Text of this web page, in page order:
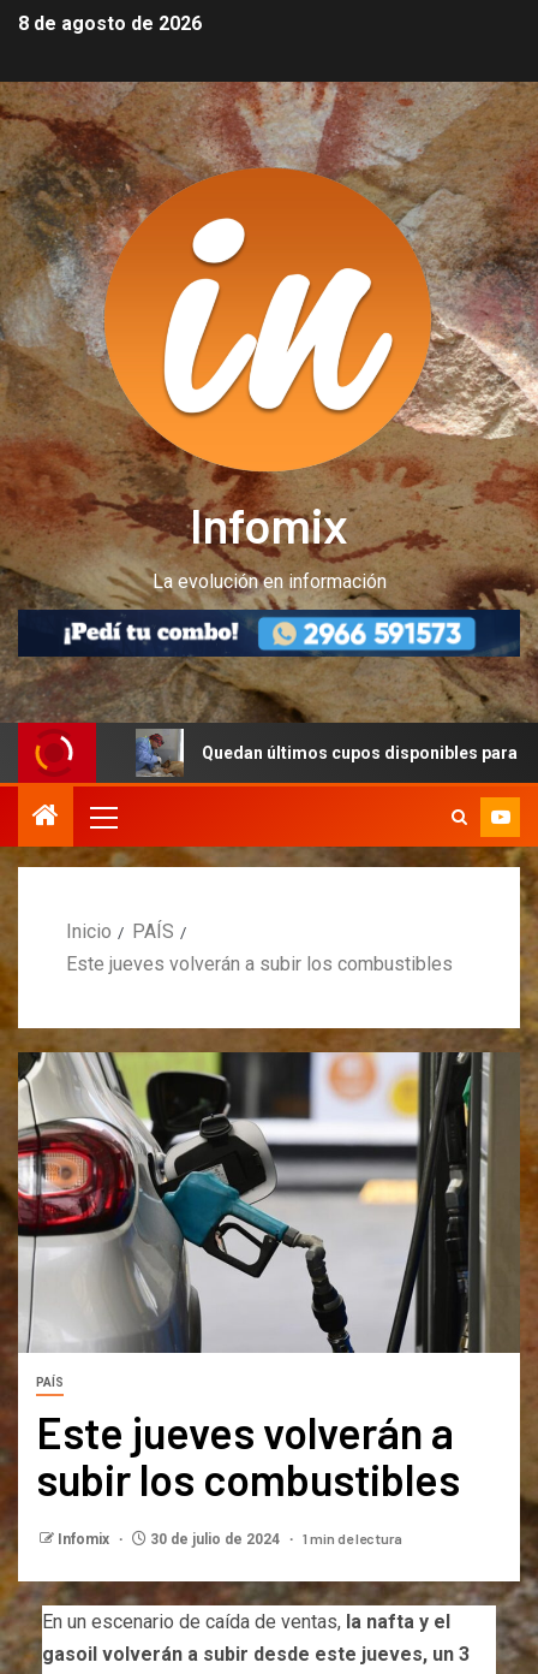
8 de agosto de 2026
Infomix
La evolución en información
Quedan últimos cupos disponibles para
Inicio
PAÍS
Este jueves volverán a subir los combustibles
PAÍS
Este jueves volverán a
subir los combustibles
Infomix 30 de julio de 2024 1 min de lectura
En un escenario de caída de ventas, la nafta y el
gasoil volverán a subir desde este jueves, un 3